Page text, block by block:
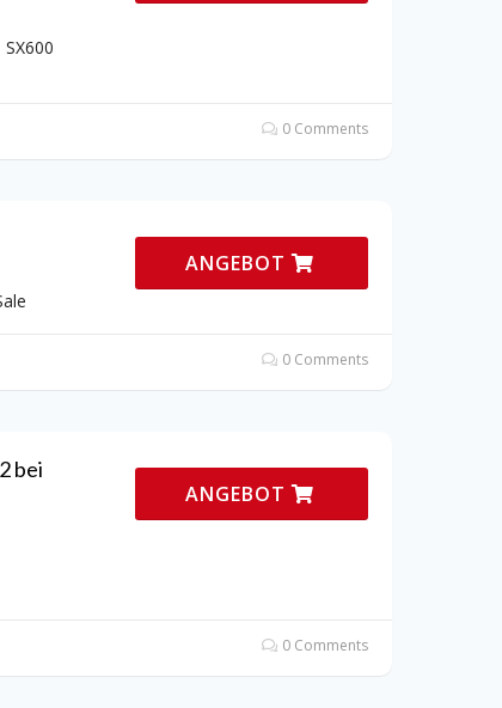
0 Comments
ANGEBOT
0 Comments
bei
ANGEBOT
0 Comments